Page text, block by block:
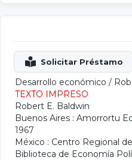
Desarrollo económico /
TEXTO IMPRESO
Robert E. Baldwin
Buenos Aires : Amorrortu
1967
México : Centro Regional
Biblioteca de Economía